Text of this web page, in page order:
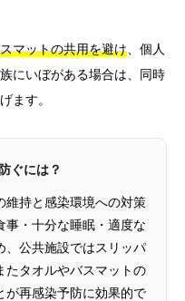
マットの共用を避け 、個人
にいぼがある場合は、同時
ます。
ぐには？
維持と感染環境への対策
事・十分な睡眠・適度な
、公共施設ではスリッパ
たタオルやバスマットの
が再感染予防に効果的で